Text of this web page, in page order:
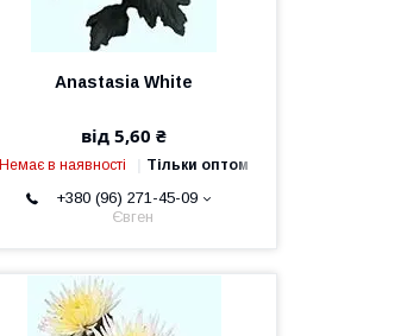
Anastasia White
від 5,60 ₴
Немає в наявності Тільки оптом
+380 (96) 271-45-09
Євген